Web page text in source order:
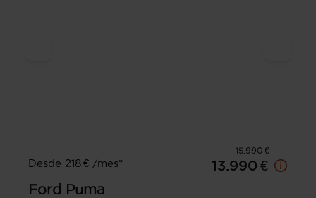
15.990 €
Desde 218 € /mes*
13.990 €
Ford Puma